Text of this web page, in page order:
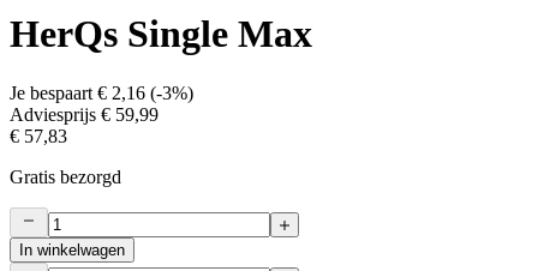
HerQs Single Max
Je bespaart € 2,16 (-3%)
Adviesprijs € 59,99
€ 57,83
Gratis bezorgd
In winkelwagen